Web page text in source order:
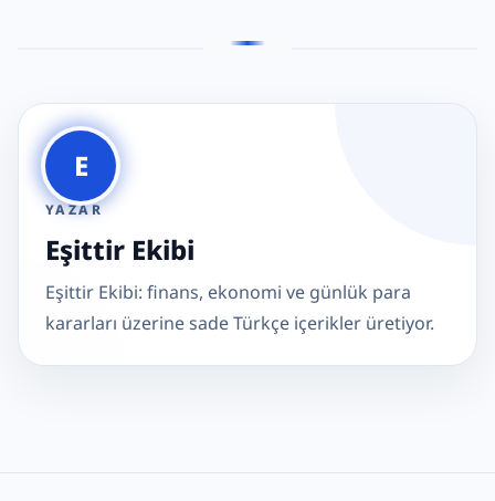
E
YAZAR
Eşittir Ekibi
Eşittir Ekibi: finans, ekonomi ve günlük para
kararları üzerine sade Türkçe içerikler üretiyor.